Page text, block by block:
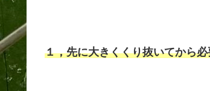
１，先に大きくくり抜いてから